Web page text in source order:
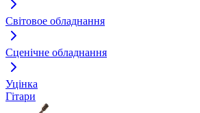
Світовое обладнання
Сценічне обладнання
Уцінка
Гітари